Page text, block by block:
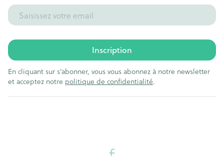
Adresse mail
Inscription
En cliquant sur s'abonner, vous vous abonnez à notre newsletter
et acceptez notre politique de confidentialité.